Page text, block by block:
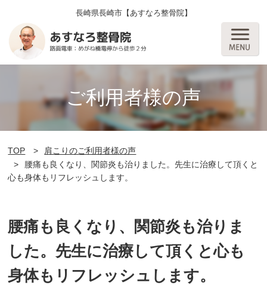
長崎県長崎市【あすなろ整骨院】
ご利用者様の声
TOP
肩こりのご利用者様の声
腰痛も良くなり、関節炎も治りました。先生に治療して頂くと
心も身体もリフレッシュします。
腰痛も良くなり、関節炎も治りま
した。先生に治療して頂くと心も
身体もリフレッシュします。